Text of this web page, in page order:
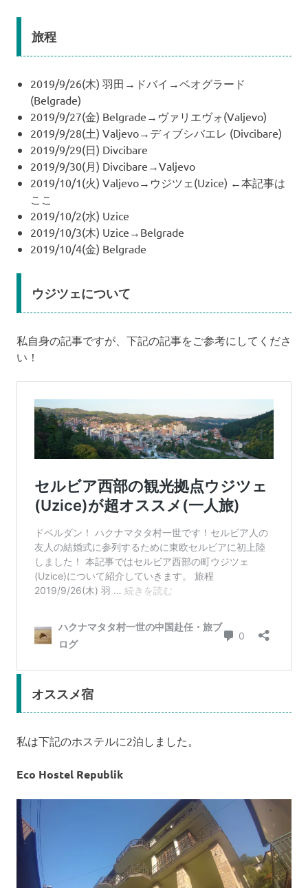
旅程
2019/9/26(木) 羽田→ドバイ→ベオグラード
(Belgrade)
2019/9/27(金) Belgrade→ヴァリエヴォ(Valjevo)
2019/9/28(土) Valjevo→ディブシバエレ (Divcibare)
2019/9/29(日) Divcibare
2019/9/30(月) Divcibare→Valjevo
2019/10/1(火) Valjevo→ウジツェ(Uzice) ←本記事は
ここ
2019/10/2(水) Uzice
2019/10/3(木) Uzice→Belgrade
2019/10/4(金) Belgrade
ウジツェについて
私自身の記事ですが、下記の記事をご参考にしてくださ
い！
オススメ宿
私は下記のホステルに2泊しました。
Eco Hostel Republik